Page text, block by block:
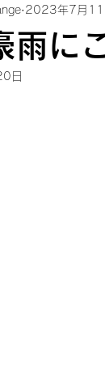
雨に
2023年7月11
日